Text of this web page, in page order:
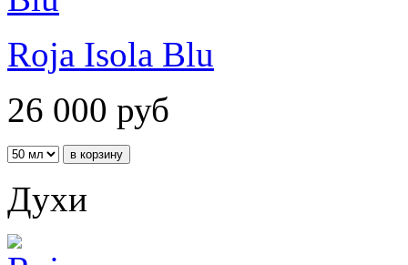
Roja Isola Blu
26 000 руб
Духи